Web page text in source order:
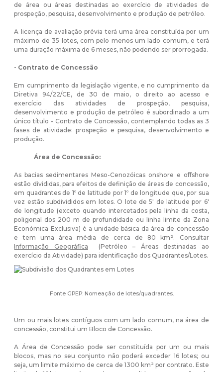
de área ou áreas destinadas ao exercício de atividades de
prospeção, pesquisa, desenvolvimento e produção de petróleo.
A licença de avaliação prévia terá uma área constituída por um
máximo de 35 lotes, com pelo menos um lado comum, e terá
uma duração máxima de 6 meses, não podendo ser prorrogada.
- Contrato de Concessão
Em cumprimento da legislação vigente, e no cumprimento da
Diretiva 94/22/CE, de 30 de maio, o direito ao acesso e
exercício das atividades de prospeção, pesquisa,
desenvolvimento e produção de petróleo é subordinado a um
único título - Contrato de Concessão, contemplando todas as 3
fases de atividade: prospeção e pesquisa, desenvolvimento e
produção.
Área de Concessão:
As bacias sedimentares Meso-Cenozóicas onshore e offshore
estão divididas, para efeitos de definição de áreas de concessão,
em quadrantes de 1º de latitude por 1º de longitude que, por sua
vez estão subdivididos em lotes. O lote de 5' de latitude por 6'
de longitude (exceto quando intercetados pela linha da costa,
poligonal dos 200 m de profundidade ou linha limite da Zona
Económica Exclusiva) é a unidade básica da área de concessão
e tem uma área média de cerca de 80 km². Consultar
Informação Geográfica
(Petróleo – Áreas destinadas ao
exercício da Atividade) para identificação dos Quadrantes/Lotes.
Fonte GPEP: Nomeação de lotes/quadrantes.
Um ou mais lotes contíguos com um lado comum, na área de
concessão, constitui um Bloco de Concessão.
A Área de Concessão pode ser constituída por um ou mais
blocos, mas no seu conjunto não poderá exceder 16 lotes; ou
seja, um limite máximo de cerca de 1300 km² por contrato. Este